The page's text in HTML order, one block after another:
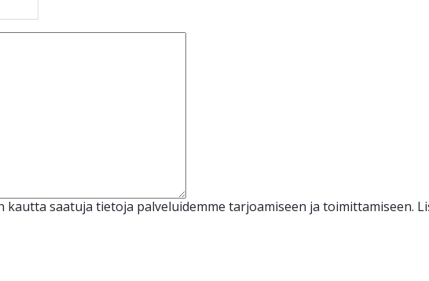
kautta saatuja tietoja palveluidemme tarjoamiseen ja toimittamiseen.